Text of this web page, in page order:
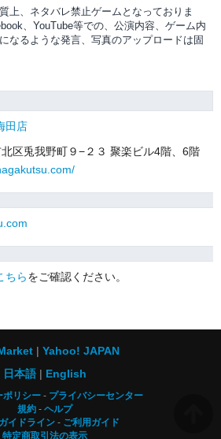
上、ネタバレ禁止ゲームとなっておりま
、YouTube等での、 公演内容、 ゲーム内
なるような発言、写真のアップロードは固
田店
区兎我野町９−２３ 聚楽ビル4階、6階
ちらをご確認ください。
Yahoo! JAPAN
日本語
English
ポリシー
プライバシーセンター
規約
ヘルプ
イドライン
ご利用ガイド
特定商取引法の表示